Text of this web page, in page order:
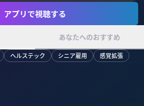
アプリで視聴する
あなたへのおすすめ
ヘルステック シニア雇用 感覚拡張